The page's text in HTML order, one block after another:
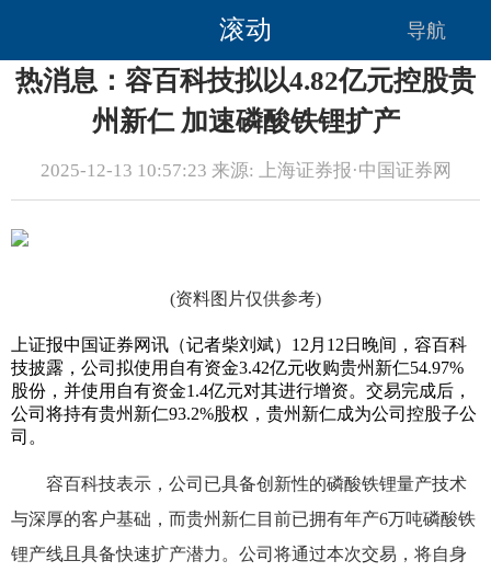
滚动 导航
热消息：容百科技拟以4.82亿元控股贵
州新仁 加速磷酸铁锂扩产
2025-12-13 10:57:23 来源: 上海证券报·中国证券网
(资料图片仅供参考)
上证报中国证券网讯（记者柴刘斌）12月12日晚间，容百科
技披露，公司拟使用自有资金3.42亿元收购贵州新仁54.97%
股份，并使用自有资金1.4亿元对其进行增资。交易完成后，
公司将持有贵州新仁93.2%股权，贵州新仁成为公司控股子公
司。
容百科技表示，公司已具备创新性的磷酸铁锂量产技术
与深厚的客户基础，而贵州新仁目前已拥有年产6万吨磷酸铁
锂产线且具备快速扩产潜力。公司将通过本次交易，将自身